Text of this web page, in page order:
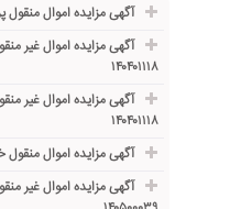
آگهی مزایده اموال منقول
آگهی مزایده اموال غیر
۱۴۰۴۰۱۱۱۸
آگهی مزایده اموال غیر
۱۴۰۴۰۱۱۱۸
آگهی مزایده اموال منقول خودرو
آگهی مزایده اموال غیر